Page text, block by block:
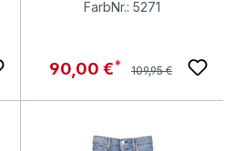
FarbNr.: 5271
Verkaufspreis:
90,00 € Regulärer Preis:
109,95 €